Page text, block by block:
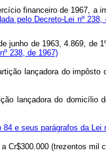
financeiro de 1967, a
pelo Decreto-Lei nº 238,
de 1963, 4.869, de
238, de 1967)
lançadora do impôsto
lançadora do domicílio
84 e seus parágrafos da Lei
(trezentos mil